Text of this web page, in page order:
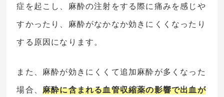
症を起こし、麻酔の注射をする際に痛みを感じや
すかったり、麻酔がなかなか効きにくくなったり
する原因になります。
また、麻酔が効きにくくて追加麻酔が多くなった
場合、麻酔に含まれる血管収縮薬の影響で出血が